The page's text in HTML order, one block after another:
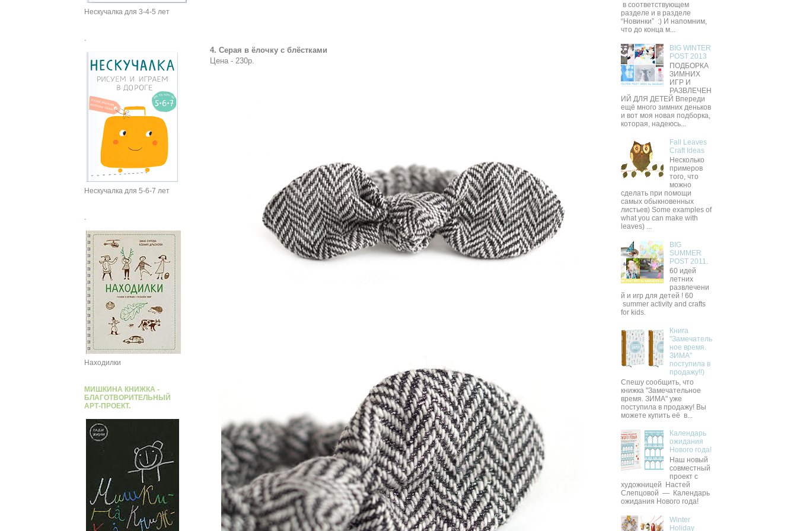
4. Серая в ёлочку с блёстками
Цена - 230р.
Нескучалка для 3-4-5 лет
.
Нескучалка для 5-6-7 лет
.
Находилки
МИШКИНА КНИЖКА -
БЛАГОТВОРИТЕЛЬНЫЙ
АРТ-ПРОЕКТ.
в соответствующем
разделе и в разделе
“Новинки” :) И напомним,
что до конца м...
BIG WINTER
POST 2013
ПОДБОРКА
ЗИМНИХ
ИГР И
РАЗВЛЕЧЕН
ИЙ ДЛЯ ДЕТЕЙ Впереди
ещё много зимних деньков
и вот моя новая подборка,
которая, надеюсь...
Fall Leaves
Craft Ideas
Несколько
примеров
того, что
можно
сделать при помощи
самых обыкновенных
листьев) Some examples of
what you can make with
leaves) ...
BIG
SUMMER
POST 2011.
60 идей
летних
развлечени
й и игр для детей ! 60
summer activity and crafts
for kids.
Книга
"Замечатель
ное время.
ЗИМА"
поступила в
продажу!!)
Спешу сообщить, что
книжка "Замечательное
время. ЗИМА" уже
поступила в продажу! Вы
можете купить её в...
Календарь
ожидания
Нового года!
Наш новый
совместный
проект с
художницей Настей
Слепцовой — Календарь
ожидания Нового года!
Winter
Holiday